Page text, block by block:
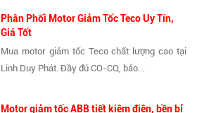
Phân Phối Motor Giảm Tốc Teco Uy Tín,
Giá Tốt
Mua motor giảm tốc Teco chất lượng cao tại
Linh Duy Phát. Đầy đủ CO-CQ, bảo...
Motor giảm tốc ABB tiết kiệm điện, bền bỉ